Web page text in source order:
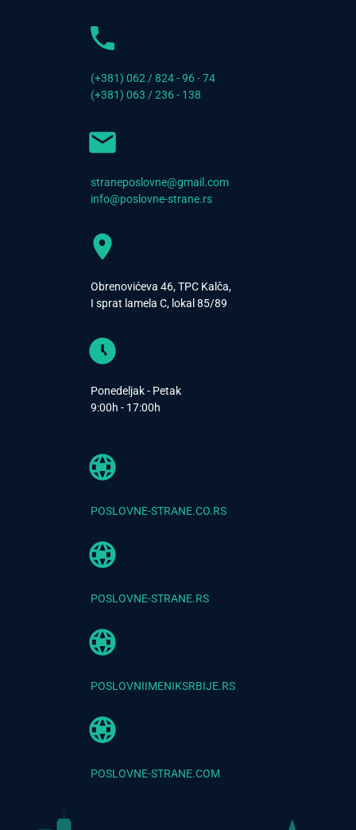
(+381) 062 / 824 - 96 - 74
(+381) 063 / 236 - 138
straneposlovne@gmail.com
info@poslovne-strane.rs
Obrenovićeva 46, TPC Kalča,
I sprat lamela C, lokal 85/89
Ponedeljak - Petak
9:00h - 17:00h
POSLOVNE-STRANE.CO.RS
POSLOVNE-STRANE.RS
POSLOVNIIMENIKSRBIJE.RS
POSLOVNE-STRANE.COM